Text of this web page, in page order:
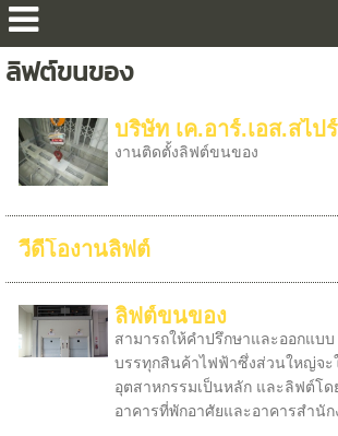
ลิฟต์ขนของ
บริษัท เค.อาร์.เอส.สไ
งานติดตั้งลิฟต์ขนของ
วีดีโองานลิฟต์
ลิฟต์ขนของ
สามารถให้คำปรึกษาและออกแบ
บรรทุกสินค้าไฟฟ้าซึ่งส่วนใหญ่จะ
อุตสาหกรรมเป็นหลัก และลิฟต์โ
อาคารที่พักอาศัยและอาคารสำนัก